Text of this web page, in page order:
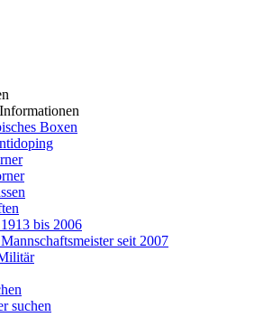
Boxen
bis 2006
seit 2007
suchen